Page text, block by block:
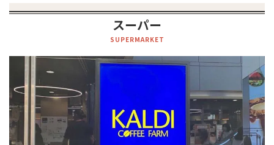
スーパー
SUPERMARKET